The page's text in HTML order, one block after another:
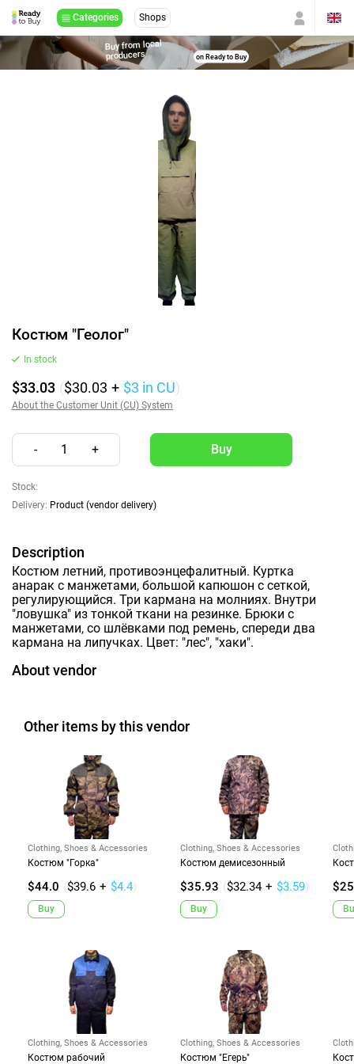
Categories Shops
Buy from local
producers on Ready to Buy
Костюм "Геолог"
In stock
$33.03 ($30.03 + $3 in CU)
About the Customer Unit (CU) System
- 1 +
Stock:
Delivery: Product (vendor delivery)
Description
Костюм летний, противоэнцефалитный. Куртка
анарак с манжетами, большой капюшон с сеткой,
регулирующийся. Три кармана на молниях. Внутри
"ловушка" из тонкой ткани на резинке. Брюки с
манжетами, со шлёвками под ремень, спереди два
кармана на липучках. Цвет: "лес", "хаки".
About vendor
Other items by this vendor
Clothing, Shoes & Accessories
Костюм "Горка"
$44.0 ($39.6 + $4.4)
Buy
Clothing, Shoes & Accessories
Костюм демисезонный
$35.93 ($32.34 + $3.59)
Buy
Clothing, Shoes & Accessories
Костюм рабочий
Clothing, Shoes & Accessories
Костюм "Егерь"